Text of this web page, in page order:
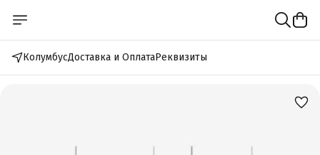
КолумбусДоставка и ОплатаРеквизиты